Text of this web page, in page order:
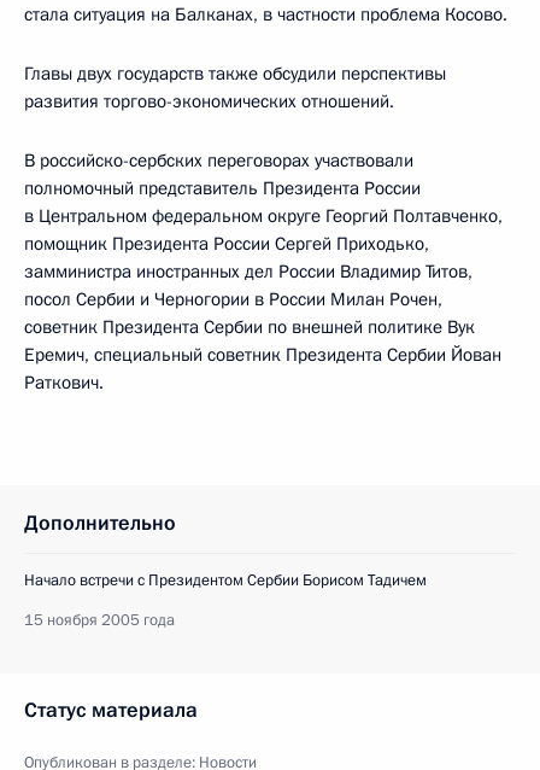
стала ситуация на Балканах, в частности проблема Косово.
Главы двух государств также обсудили перспективы
развития торгово-экономических отношений.
В российско-сербских переговорах участвовали
полномочный представитель Президента России
в Центральном федеральном округе Георгий Полтавченко,
помощник Президента России Сергей Приходько,
замминистра иностранных дел России Владимир Титов,
посол Сербии и Черногории в России Милан Рочен,
советник Президента Сербии по внешней политике Вук
Еремич, специальный советник Президента Сербии Йован
Раткович.
Дополнительно
Начало встречи с Президентом Сербии Борисом Тадичем
15 ноября 2005 года
Статус материала
Опубликован в разделе: Новости